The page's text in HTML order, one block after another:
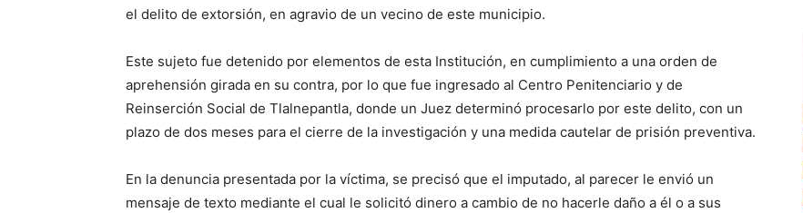
el delito de extorsión, en agravio de un vecino de este municipio.
Este sujeto fue detenido por elementos de esta Institución, en cumplimiento a una orden de
aprehensión girada en su contra, por lo que fue ingresado al Centro Penitenciario y de
Reinserción Social de Tlalnepantla, donde un Juez determinó procesarlo por este delito, con un
plazo de dos meses para el cierre de la investigación y una medida cautelar de prisión preventiva.
En la denuncia presentada por la víctima, se precisó que el imputado, al parecer le envió un
mensaje de texto mediante el cual le solicitó dinero a cambio de no hacerle daño a él o a sus